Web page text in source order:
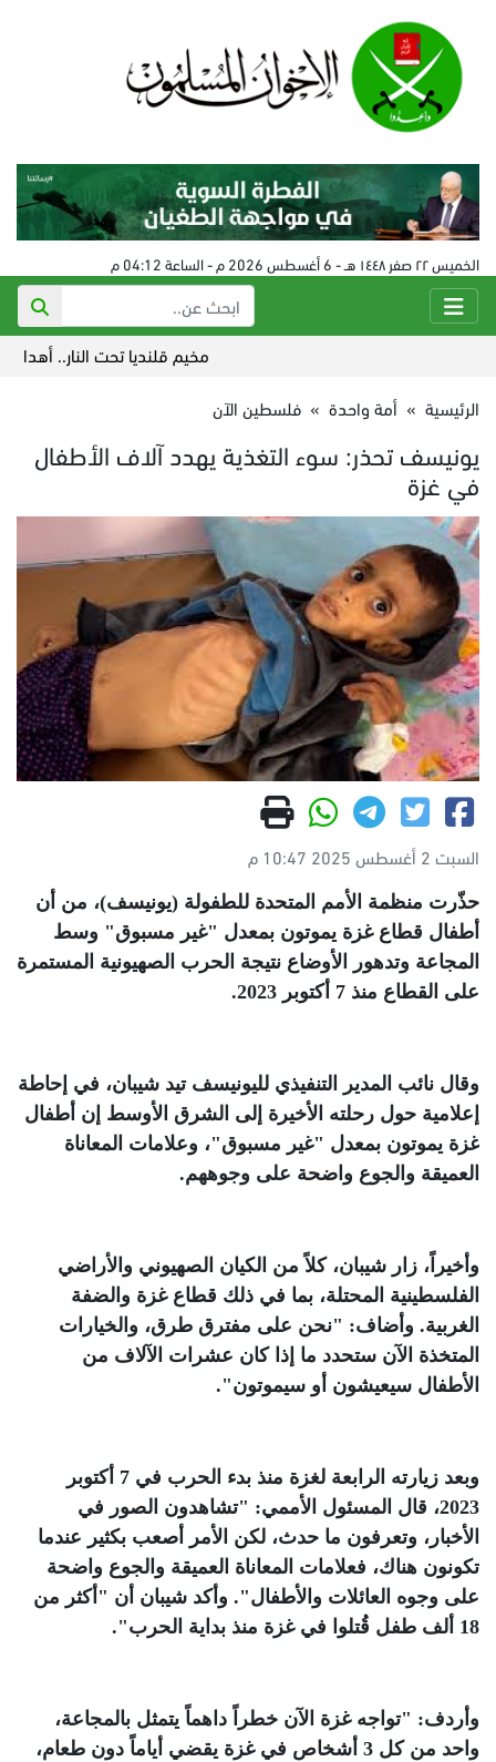
الخميس ٢٢ صفر ١٤٤٨ هـ - 6 أغسطس 2026 م - الساعة 04:12 م
مخيم قلنديا تحت النار.. أهداف
الرئيسية » أمة واحدة » فلسطين الآن
يونيسف تحذر: سوء التغذية يهدد آلاف الأطفال
في غزة
السبت 2 أغسطس 2025 10:47 م
حذّرت منظمة الأمم المتحدة للطفولة (يونيسف)، من أن
أطفال قطاع غزة يموتون بمعدل "غير مسبوق" وسط
المجاعة وتدهور الأوضاع نتيجة الحرب الصهيونية المستمرة
على القطاع منذ 7 أكتوبر 2023
.
وقال نائب المدير التنفيذي لليونيسف تيد شيبان، في إحاطة
إعلامية حول رحلته الأخيرة إلى الشرق الأوسط إن أطفال
غزة يموتون بمعدل "غير مسبوق"، وعلامات المعاناة
العميقة والجوع واضحة على وجوههم.
وأخيراً، زار شيبان، كلاً من الكيان الصهيوني والأراضي
الفلسطينية المحتلة، بما في ذلك قطاع غزة والضفة
الغربية. وأضاف: "نحن على مفترق طرق، والخيارات
المتخذة الآن ستحدد ما إذا كان عشرات الآلاف من
الأطفال سيعيشون أو سيموتون".
وبعد زيارته الرابعة لغزة منذ بدء الحرب في 7 أكتوبر
2023، قال المسئول الأممي: "تشاهدون الصور في
الأخبار، وتعرفون ما حدث، لكن الأمر أصعب بكثير عندما
تكونون هناك، فعلامات المعاناة العميقة والجوع واضحة
على وجوه العائلات والأطفال". وأكد شيبان أن "أكثر من
18 ألف طفل قُتلوا في غزة منذ بداية الحرب"
.
وأردف: "تواجه غزة الآن خطراً داهماً يتمثل بالمجاعة،
واحد من كل 3 أشخاص في غزة يقضي أياماً دون طعام،